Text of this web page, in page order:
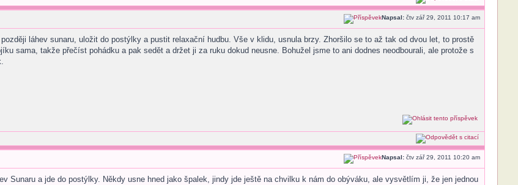
Napsal:čtv zář 29, 2011 10:17 am
láhev sunaru, uložit do postýlky a pustit relaxační hudbu. Vše v klidu, usnula brzy. Zhoršilo se to až tak od dvou let, to prostě
sama, takže přečíst pohádku a pak sedět a držet ji za ruku dokud neusne. Bohužel jsme to ani dodnes neodbourali, ale protože s
Napsal:čtv zář 29, 2011 10:20 am
Sunaru a jde do postýlky. Někdy usne hned jako špalek, jindy jde ještě na chvilku k nám do obýváku, ale vysvětlím ji, že jen jednou